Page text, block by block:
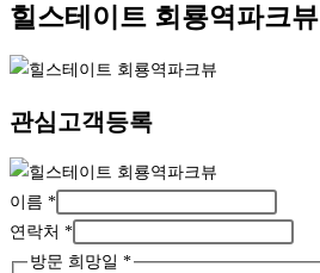
힐스테이트 회룡역파크뷰
관심고객등록
이름 *
연락처 *
수 방문 희망일 *